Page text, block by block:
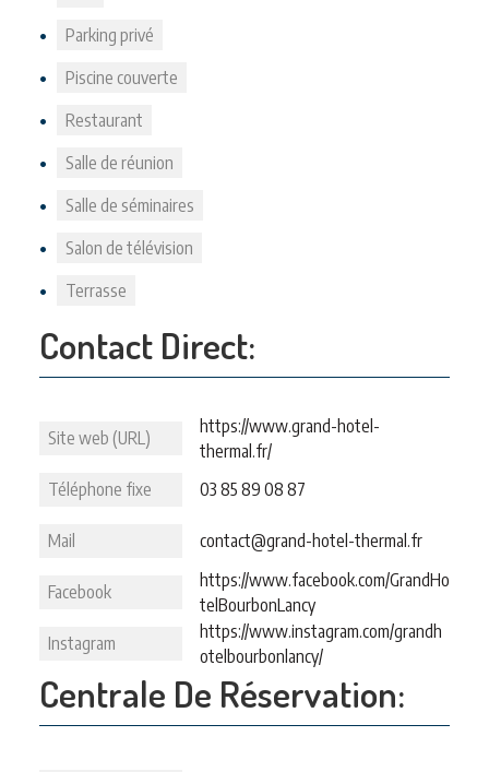
Parking privé
Piscine couverte
Restaurant
Salle de réunion
Salle de séminaires
Salon de télévision
Terrasse
Contact Direct:
Site web (URL)
https://www.grand-hotel-
thermal.fr/
Téléphone fixe
03 85 89 08 87
Mail contact@grand-hotel-thermal.fr
Facebook
https://www.facebook.com/GrandHo
telBourbonLancy
Instagram
https://www.instagram.com/grandh
otelbourbonlancy/
Centrale De Réservation: